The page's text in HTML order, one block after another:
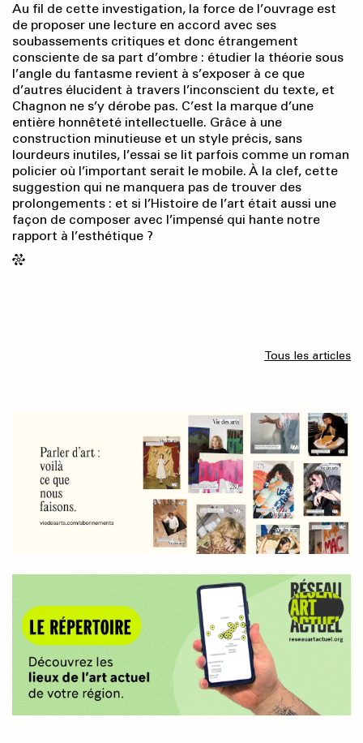
Au fil de cette investigation, la force de l’ouvrage est
de proposer une lecture en accord avec ses
soubassements critiques et donc étrangement
consciente de sa part d’ombre : étudier la théorie sous
l’angle du fantasme revient à s’exposer à ce que
d’autres élucident à travers l’inconscient du texte, et
Chagnon ne s’y dérobe pas. C’est la marque d’une
entière honnêteté intellectuelle. Grâce à une
construction minutieuse et un style précis, sans
lourdeurs inutiles, l’essai se lit parfois comme un roman
policier où l’important serait le mobile. À la clef, cette
suggestion qui ne manquera pas de trouver des
prolongements : et si l’Histoire de l’art était aussi une
façon de composer avec l’impensé qui hante notre
rapport à l’esthétique ?
Tous les articles